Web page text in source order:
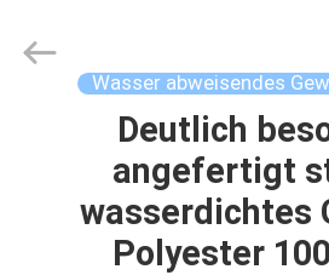
PRODUKTE
Textile
Co.,Ltd.
Wasser abweisendes
Deutlich
angefertigt
wasserdichtes
Polyester